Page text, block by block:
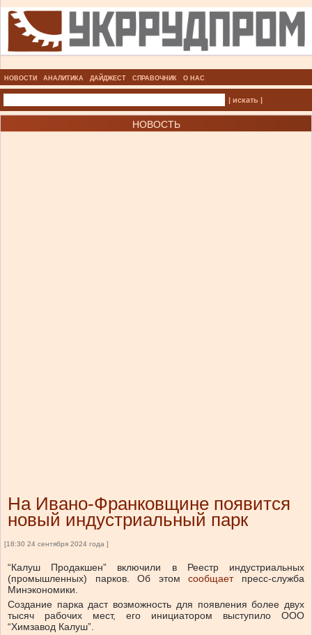
НОВОСТИ АНАЛИТИКА ДАЙДЖЕСТ СПРАВОЧНИК О НАС
| искать |
НОВОСТЬ
На Ивано-Франковщине появится
новый индустриальный парк
[18:30 24 сентября 2024 года ]
“Калуш Продакшен” включили в Реестр индустриальных
(промышленных) парков.
Об этомсообщаетпресс-служба
Минэкономики.
Создание парка даст возможность для появления более двух
тысяч рабочих мест, его инициатором выступило ООО
“Химзавод Калуш”.